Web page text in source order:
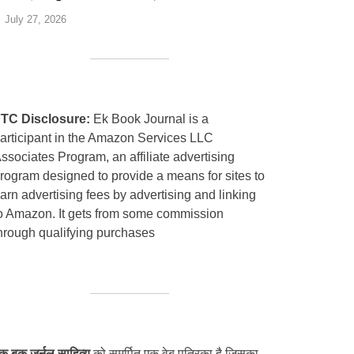
July 27, 2026
Disclosure: Ek Book Journal is a
in the Amazon Services LLC
Program, an affiliate advertising
designed to provide a means for sites to
advertising fees by advertising and linking
Amazon. It gets from some commission
qualifying purchases